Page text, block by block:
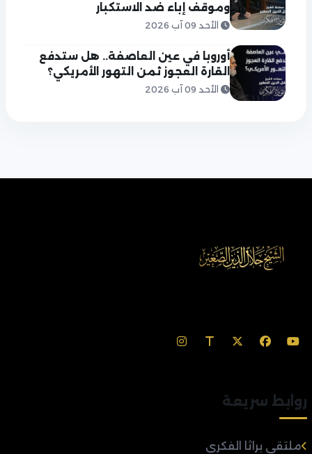
وموقف إباء ضد الاستكبار
الأحد 09 آب 2026
أوروبا في عين العاصفة.. هل ستدفع
القارة العجوز ثمن التهور الأمريكي؟
الأحد 09 آب 2026
روابط سريعة
ملتقى براثا الفكري